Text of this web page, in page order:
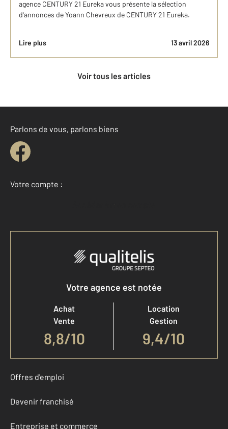
agence CENTURY 21 Eureka vous présente la sélection
d'annonces de Yoann Chevreux de CENTURY 21 Eureka.
Lire plus 13 avril 2026
Voir tous les articles
Parlons de vous, parlons biens
Votre compte :
Accéder à mon compte
Votre agence est notée
Achat
Vente
8,8/10
Location
Gestion
9,4/10
Offres d'emploi
Devenir franchisé
Entreprise et commerce